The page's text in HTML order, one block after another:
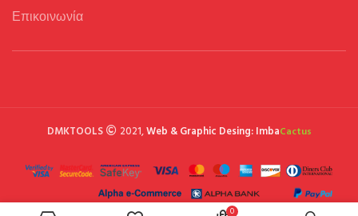
Επικοινωνία
DMKTOOLS 2021,Web & Graphic Desing: ImbaCactus
0